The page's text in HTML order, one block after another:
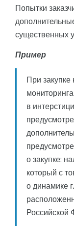
Попытки
существенных
Пример
При закупке
в
о закупке:
который с
о динамике
Российской